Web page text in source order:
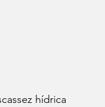
hídrica